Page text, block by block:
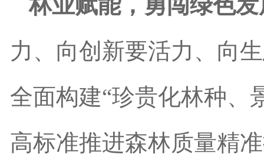
力、向创新要活力、向
全面构建“珍贵化林种、
高标准推进森林质量精